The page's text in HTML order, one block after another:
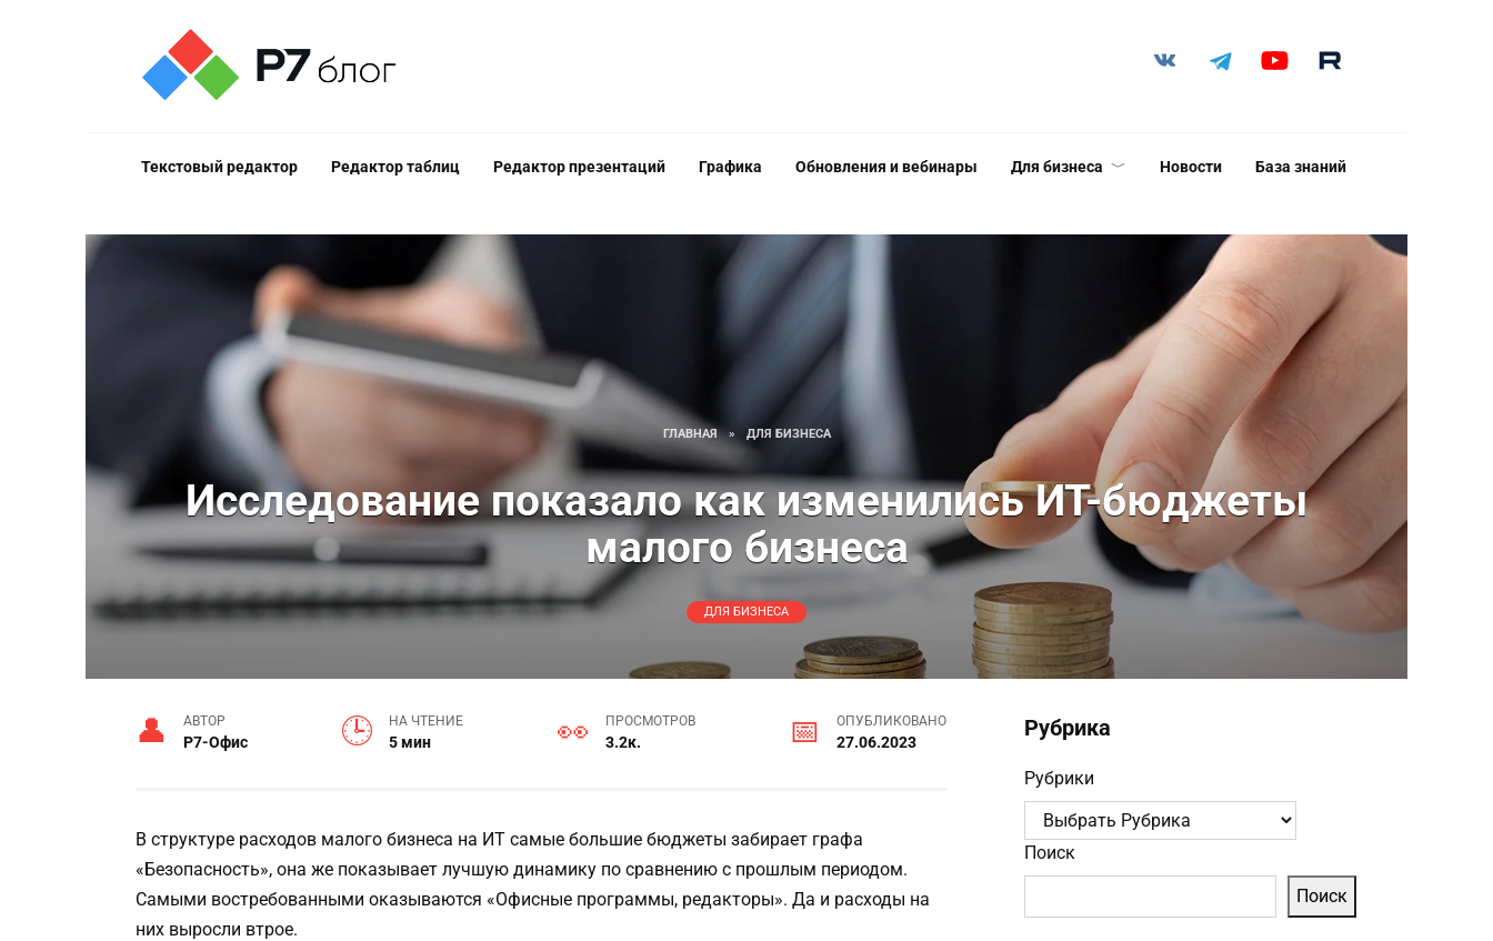
Текстовый редактор Редактор таблиц Редактор презентаций Графика Обновления и вебинары Для бизнеса Новости База знаний
ГЛАВНАЯ » ДЛЯ БИЗНЕСА
Исследование показало как изменились ИТ-бюджеты
малого бизнеса
ДЛЯ БИЗНЕСА
АВТОР
Р7-Офис
НА ЧТЕНИЕ
5 мин
ПРОСМОТРОВ
3.2к.
ОПУБЛИКОВАНО
27.06.2023
В структуре расходов малого бизнеса на ИТ самые большие бюджеты забирает графа
«Безопасность», она же показывает лучшую динамику по сравнению с прошлым периодом.
Самыми востребованными оказываются «Офисные программы, редакторы». Да и расходы на
них выросли втрое.
Рубрика
Рубрики
Поиск
Поиск